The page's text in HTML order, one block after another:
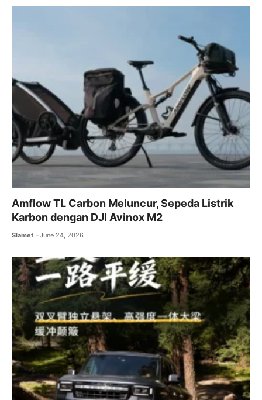
Amflow TL Carbon Meluncur, Sepeda Listrik
Karbon dengan DJI Avinox M2
Slamet June 24, 2026